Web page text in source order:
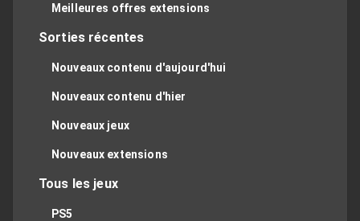
Meilleures offres extensions
Sorties récentes
Nouveaux contenu d'aujourd'hui
Nouveaux contenu d'hier
Nouveaux jeux
Nouveaux extensions
Tous les jeux
PS5